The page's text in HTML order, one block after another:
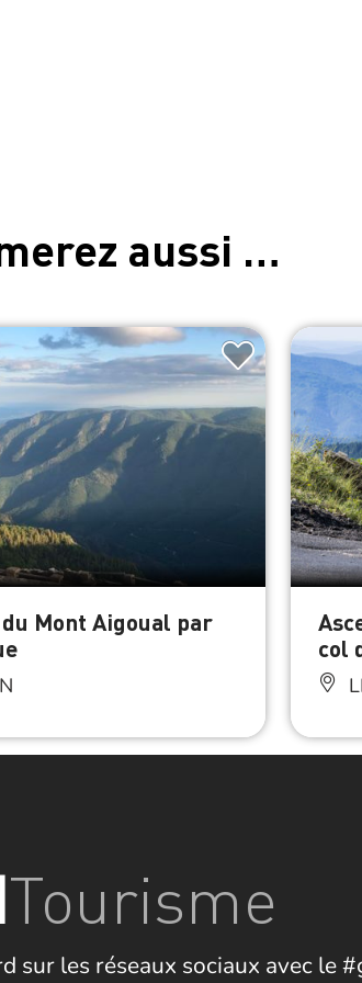
aussi …
Mont Aigoual par
col
Tourisme
sur les réseaux sociaux avec le